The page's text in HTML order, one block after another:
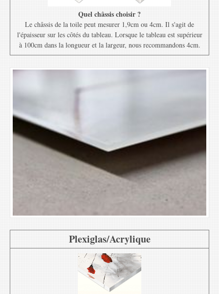
Quel châssis choisir ?
Le châssis de la toile peut mesurer 1,9cm ou 4cm. Il s'agit de
l'épaisseur sur les côtés du tableau. Lorsque le tableau est supérieur
à 100cm dans la longueur et la largeur, nous recommandons 4cm.
Plexiglas/Acrylique